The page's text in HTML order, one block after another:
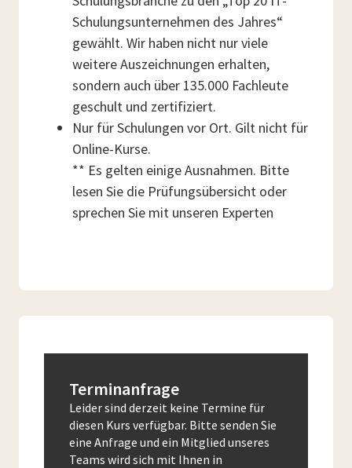
Schulungsunternehmen des Jahres“
gewählt. Wir haben nicht nur viele
weitere Auszeichnungen erhalten,
sondern auch über 135.000 Fachleute
geschult und zertifiziert.
Nur für Schulungen vor Ort. Gilt nicht für
Online-Kurse.
** Es gelten einige Ausnahmen. Bitte
lesen Sie die Prüfungsübersicht oder
sprechen Sie mit unseren Experten
Terminanfrage
Leider sind derzeit keine Termine für
diesen Kurs verfügbar. Bitte senden Sie
eine Anfrage und ein Mitglied unseres
Teams wird sich mit Ihnen in